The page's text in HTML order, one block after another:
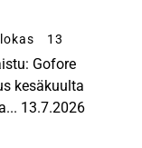
13
Gofore
kesäkuulta
13.7.2026